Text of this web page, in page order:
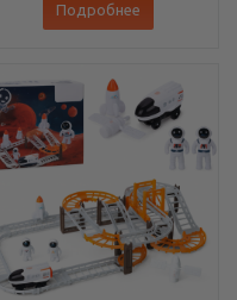
Подробнее